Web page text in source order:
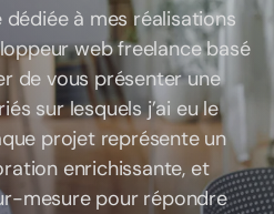
dédiée à mes réalisations
web freelance basé
de vous présenter une
sur lesquels j’ai eu le
projet représente un
enrichissante, et
mesure pour répondre